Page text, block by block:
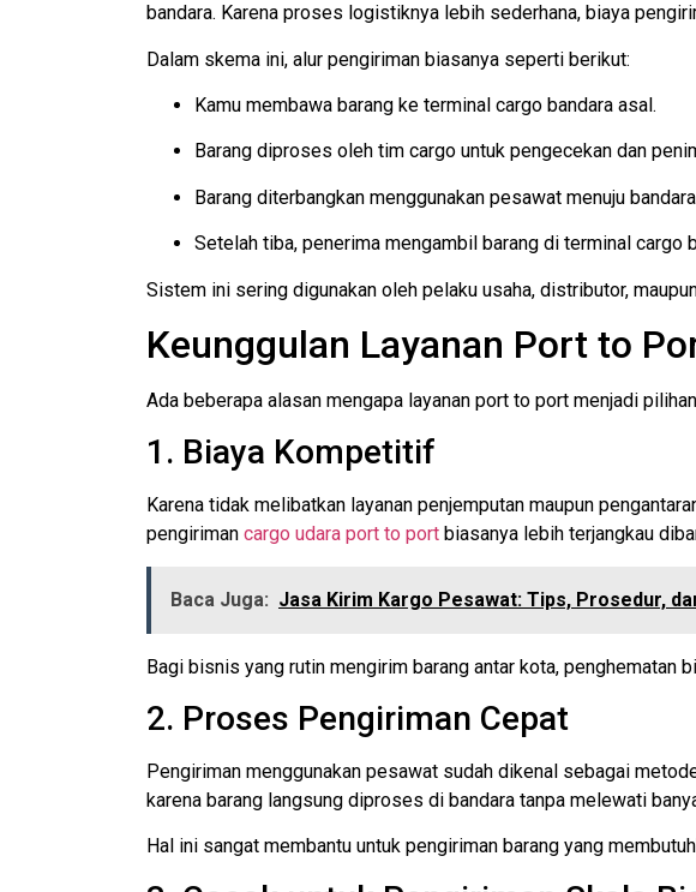
bandara. Karena proses logistiknya lebih sederhana, biaya
Dalam skema ini, alur pengiriman biasanya seperti berikut:
Kamu membawa barang ke terminal cargo bandara asal.
Barang diproses oleh tim cargo untuk pengecekan dan
Barang diterbangkan menggunakan pesawat menuju
Setelah tiba, penerima mengambil barang di terminal cargo
Sistem ini sering digunakan oleh pelaku usaha, distributor,
Keunggulan Layanan Port to
Ada beberapa alasan mengapa layanan port to port menjadi
1. Biaya Kompetitif
Karena tidak melibatkan layanan penjemputan maupun
pengiriman cargo udara port to port biasanya lebih terjangkau
Baca Juga: Jasa Kirim Kargo Pesawat: Tips, Prosedur,
Bagi bisnis yang rutin mengirim barang antar kota, penghematan
2. Proses Pengiriman Cepat
Pengiriman menggunakan pesawat sudah dikenal sebagai
karena barang langsung diproses di bandara tanpa melewati
Hal ini sangat membantu untuk pengiriman barang yang